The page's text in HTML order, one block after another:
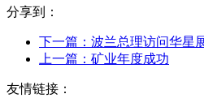
分享到：
下一篇： 波兰总理访问华星
上一篇： 矿业年度成功
友情链接：